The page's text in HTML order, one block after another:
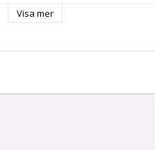
Visa mer